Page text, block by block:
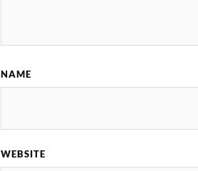
NAME
WEBSITE